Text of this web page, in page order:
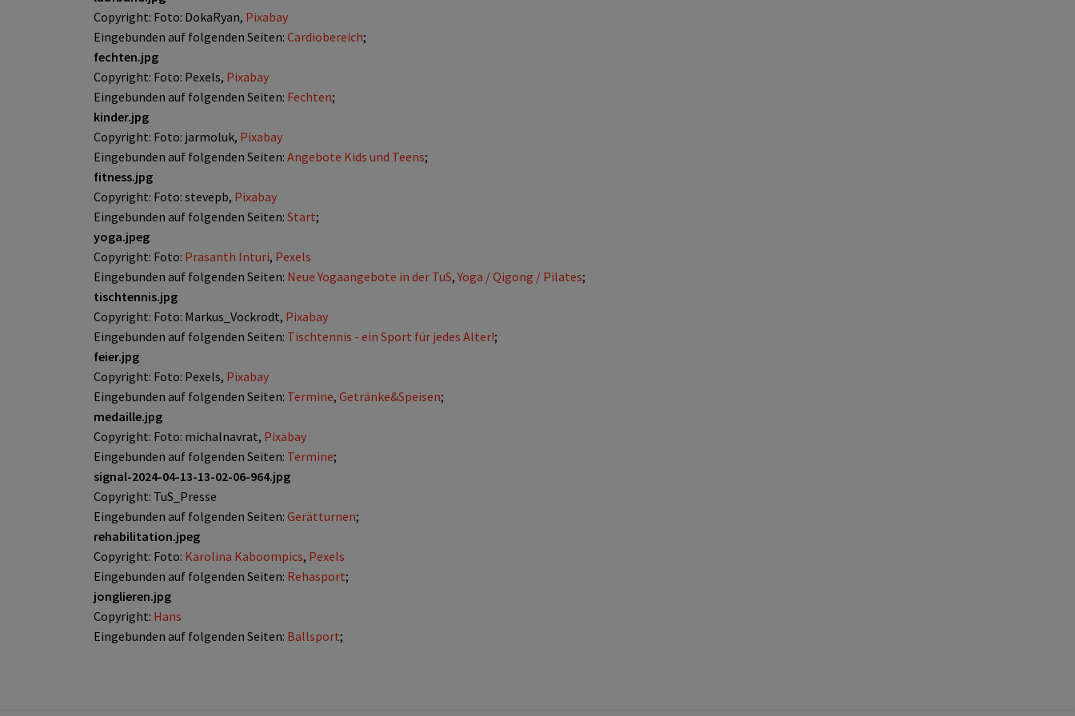
Copyright: Foto: DokaRyan, Pixabay
Eingebunden auf folgenden Seiten: Cardiobereich;
fechten.jpg
Copyright: Foto: Pexels, Pixabay
Eingebunden auf folgenden Seiten: Fechten;
kinder.jpg
Copyright: Foto: jarmoluk, Pixabay
Eingebunden auf folgenden Seiten: Angebote Kids und Teens;
fitness.jpg
Copyright: Foto: stevepb, Pixabay
Eingebunden auf folgenden Seiten: Start;
yoga.jpeg
Copyright: Foto: Prasanth Inturi, Pexels
Eingebunden auf folgenden Seiten: Neue Yogaangebote in der TuS, Yoga / Qigong / Pilates;
tischtennis.jpg
Copyright: Foto: Markus_Vockrodt, Pixabay
Eingebunden auf folgenden Seiten: Tischtennis - ein Sport für jedes Alter!;
feier.jpg
Copyright: Foto: Pexels, Pixabay
Eingebunden auf folgenden Seiten: Termine, Getränke&Speisen;
medaille.jpg
Copyright: Foto: michalnavrat, Pixabay
Eingebunden auf folgenden Seiten: Termine;
signal-2024-04-13-13-02-06-964.jpg
Copyright: TuS_Presse
Eingebunden auf folgenden Seiten: Gerätturnen;
rehabilitation.jpeg
Copyright: Foto: Karolina Kaboompics, Pexels
Eingebunden auf folgenden Seiten: Rehasport;
jonglieren.jpg
Copyright: Hans
Eingebunden auf folgenden Seiten: Ballsport;